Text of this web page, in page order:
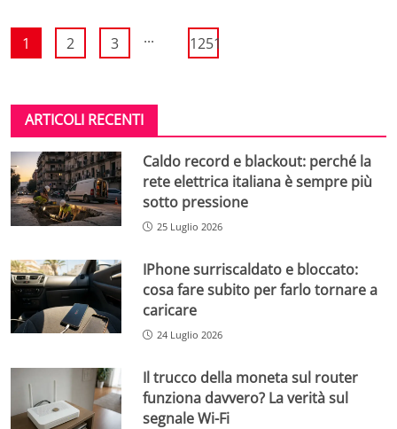
1 2 3 ... 1251
ARTICOLI RECENTI
Caldo record e blackout: perché la
rete elettrica italiana è sempre più
sotto pressione
25 Luglio 2026
IPhone surriscaldato e bloccato:
cosa fare subito per farlo tornare a
caricare
24 Luglio 2026
Il trucco della moneta sul router
funziona davvero? La verità sul
segnale Wi-Fi